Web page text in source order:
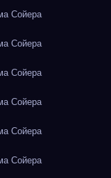
Сойера
Сойера
Сойера
Сойера
Сойера
Сойера